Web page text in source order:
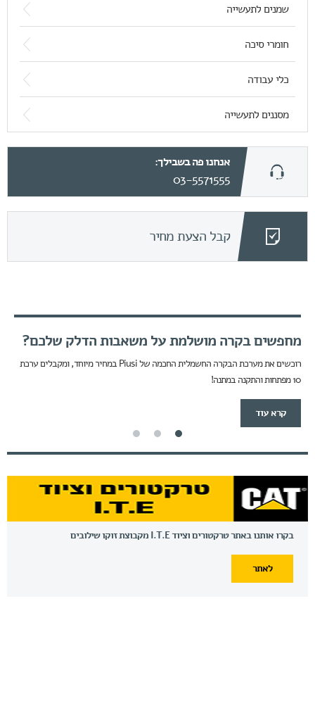
שמנים לתעשייה
חומרי סיכה
כלי עבודה
מסננים לתעשייה
אנחנו פה בשבילך:
03-5571555
קבל הצעת מחיר
מחפשים בקרה מושלמת על משאבות הדלק שלכם?
רוכשים את מערכת הבקרה החשמלית החכמה של Piusi במחיר מיוחד, ומקבלים ערכת
10 מפתחות והתקנה במתנה!
קרא עוד
בקרו אותנו באתר טרקטורים וציוד I.T.E מקבוצת זוקו שילובים
לאתר